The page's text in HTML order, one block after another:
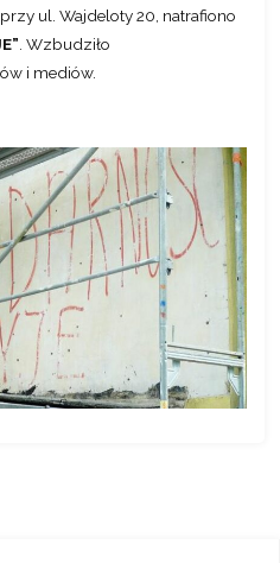
ul. Wajdeloty 20, natrafiono
. Wzbudziło
i mediów.